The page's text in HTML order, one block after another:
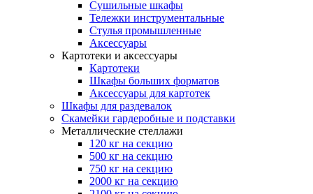
Сушильные шкафы
Тележки инструментальные
Стулья промышленные
Аксессуары
Картотеки и аксессуары
Картотеки
Шкафы больших форматов
Аксессуары для картотек
Шкафы для раздевалок
Скамейки гардеробные и подставки
Металлические стеллажи
120 кг на секцию
500 кг на секцию
750 кг на секцию
2000 кг на секцию